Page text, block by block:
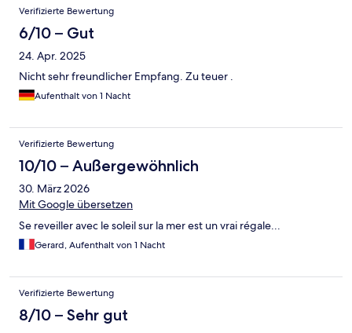
Verifizierte Bewertung
6/10 – Gut
24. Apr. 2025
Nicht sehr freundlicher Empfang. Zu teuer .
Aufenthalt von 1 Nacht
Verifizierte Bewertung
10/10 – Außergewöhnlich
30. März 2026
Mit Google übersetzen
Se reveiller avec le soleil sur la mer est un vrai régale...
Gerard, Aufenthalt von 1 Nacht
Verifizierte Bewertung
8/10 – Sehr gut